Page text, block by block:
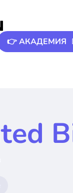
👉 АКАДЕМИЯ